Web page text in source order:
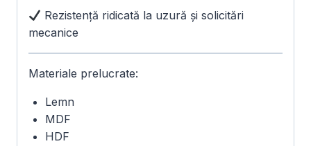
Rezistență ridicată la uzură și solicitări
mecanice
Materiale prelucrate:
Lemn
MDF
HDF